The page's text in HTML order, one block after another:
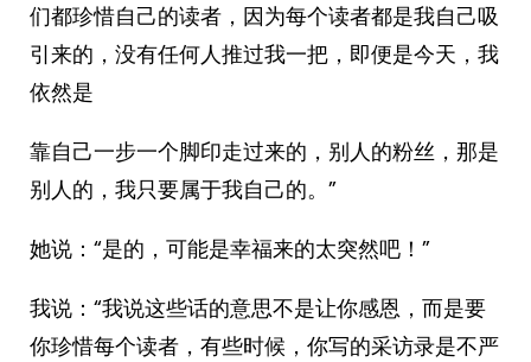
们都珍惜自己的读者，因为每个读者都是我自己吸
引来的，没有任何人推过我一把，即便是今天，我
依然是
靠自己一步一个脚印走过来的，别人的粉丝，那是
别人的，我只要属于我自己的。”
她说：“是的，可能是幸福来的太突然吧！”
我说：“我说这些话的意思不是让你感恩，而是要
你珍惜每个读者，有些时候，你写的采访录是不严